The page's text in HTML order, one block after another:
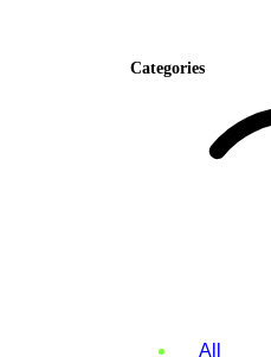
Categories
All